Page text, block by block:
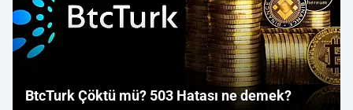
BtcTurk Çöktü mü? 503 Hatası ne demek?